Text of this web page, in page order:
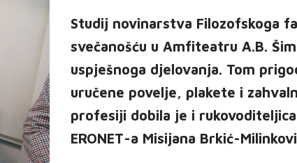
Studij novinarstva Filozofskoga
svečanošću u Amfiteatru A.B.
uspješnoga djelovanja. Tom
uručene povelje, plakete i
profesiji dobila je i
ERONET-a Misijana Brkić-